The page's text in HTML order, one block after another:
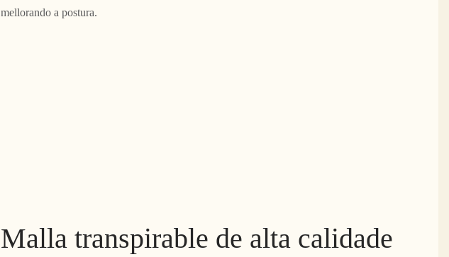
mellorando a postura.
Malla transpirable de alta calidade